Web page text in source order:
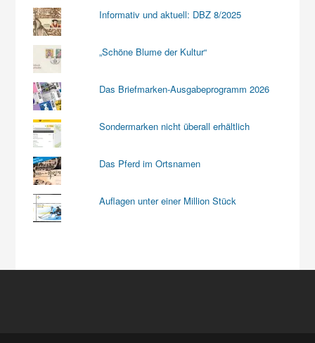
Informativ und aktuell: DBZ 8/2025
„Schöne Blume der Kultur“
Das Briefmarken-Ausgabeprogramm 2026
Sondermarken nicht überall erhältlich
Das Pferd im Ortsnamen
Auflagen unter einer Million Stück